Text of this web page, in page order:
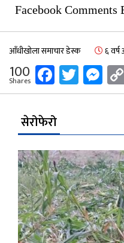
Facebook Comments
आँधीखोला समाचार डेस्क ६ वर्ष
100
Shares
सेरोफेरो